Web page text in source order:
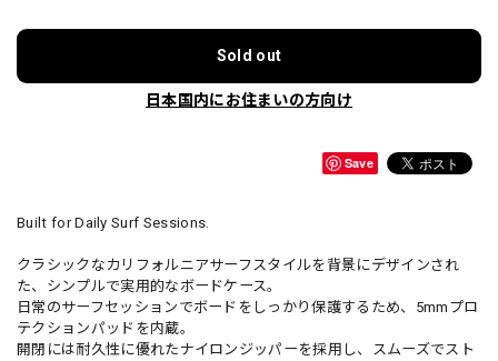
Sold out
日本国内にお住まいの方向け
Save
Built for Daily Surf Sessions.
クラシックなカリフォルニアサーフスタイルを背景にデザインされ
た、シンプルで実用的なボードケース。
日常のサーフセッションでボードをしっかり保護するため、5mmプロ
テクションパッドを内蔵。
開閉には耐久性に優れたナイロンジッパーを採用し、スムーズでスト